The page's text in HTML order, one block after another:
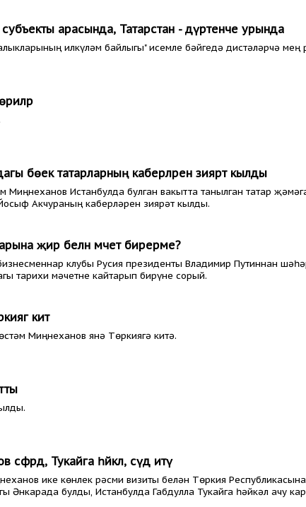
субъекты арасында, Татарстан - дүртенче урында
илкүләм байлыгы" исемле бәйгедә дистәләрчә мең
бөек татарларның каберләрен зиярәт кылды
Миңнеханов Истанбулда булган вакытта танылган татар
Акчураның каберләрен зиярәт кылды.
җир белән мәчет бирерме?
клубы Русия президенты Владимир Путиннан
тарихи мәчетне кайтарып бирүне сорый.
китә
Миңнеханов янә Төркиягә китә.
Тукайга һәйкәл, сәүдә итү
ике көнлек рәсми визиты белән Төркия
булды, Истанбулда Габдулла Тукайга һәйкәл ачу